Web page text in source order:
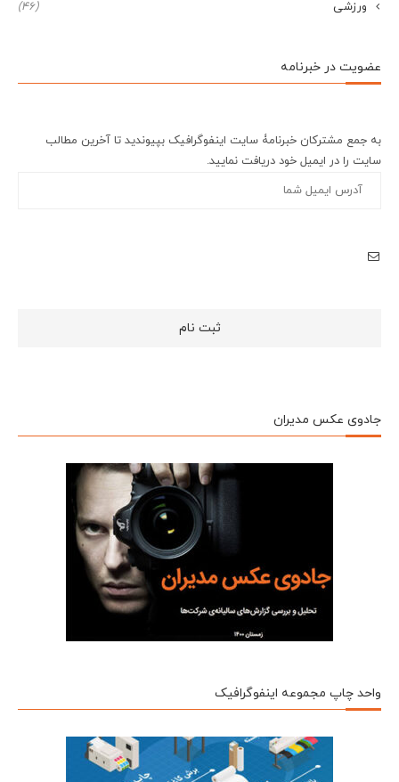
ورزشی (46)
عضویت در خبرنامه
به جمع مشترکان خبرنامۀ سایت اینفوگرافیک بپیوندید تا آخرین مطالب
سایت را در ایمیل خود دریافت نمایید.
جادوی عکس مدیران
واحد چاپ مجموعه اینفوگرافیک